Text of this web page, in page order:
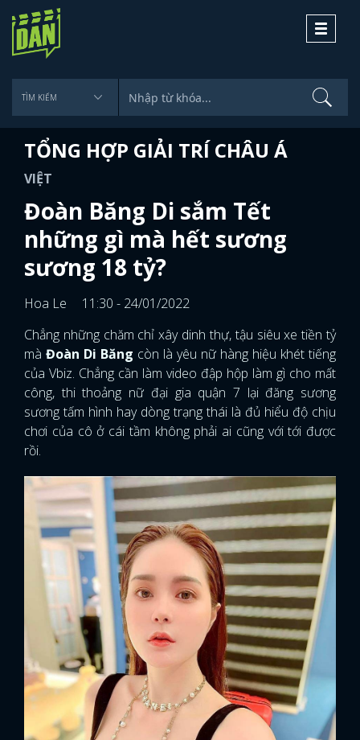
Toggle
TỔNG HỢP GIẢI TRÍ CHÂU Á
VIỆT
Đoàn Băng Di sắm Tết
những gì mà hết sương
sương 18 tỷ?
Hoa Le
11:30 - 24/01/2022
Chẳng những chăm chỉ xây dinh thự, tậu siêu xe tiền tỷ
mà Đoàn Di Băng còn là yêu nữ hàng hiệu khét tiếng
của Vbiz. Chẳng cần làm video đập hộp làm gì cho mất
công, thi thoảng nữ đại gia quận 7 lại đăng sương
sương tấm hình hay dòng trạng thái là đủ hiểu độ chịu
chơi của cô ở cái tầm không phải ai cũng với tới được
rồi.